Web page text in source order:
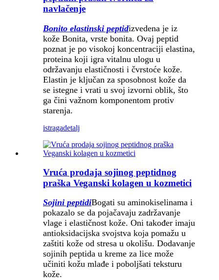
navlačenje
Bonito elastinski peptidizvedena je iz
kože Bonita, vrste bonita. Ovaj peptid
poznat je po visokoj koncentraciji elastina,
proteina koji igra vitalnu ulogu u
održavanju elastičnosti i čvrstoće kože.
Elastin je ključan za sposobnost kože da
se istegne i vrati u svoj izvorni oblik, što
ga čini važnom komponentom protiv
starenja.
istragadetalj
Vruća prodaja sojinog peptidnog
praška Veganski kolagen u kozmetici
Sojini peptidiBogati su aminokiselinama i
pokazalo se da pojačavaju zadržavanje
vlage i elastičnost kože. Oni također imaju
antioksidacijska svojstva koja pomažu u
zaštiti kože od stresa u okolišu. Dodavanje
sojinih peptida u kreme za lice može
učiniti kožu mlađe i poboljšati teksturu
kože.